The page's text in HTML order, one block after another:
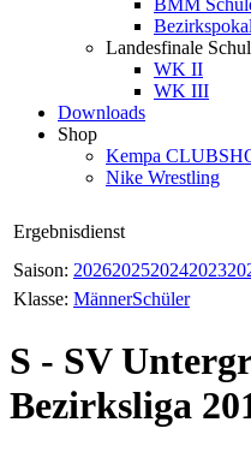
BMM
Landesfinale
WK II
WK III
Downloads
Shop
Kempa
Nike Wrestling
Ergebnisdienst
Saison: 2026202520242023
Klasse: MännerSchüler
S - SV
Bezirksliga